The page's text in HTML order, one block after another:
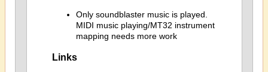
Only soundblaster music is played.
MIDI music playing/MT32 instrument
mapping needs more work
Links